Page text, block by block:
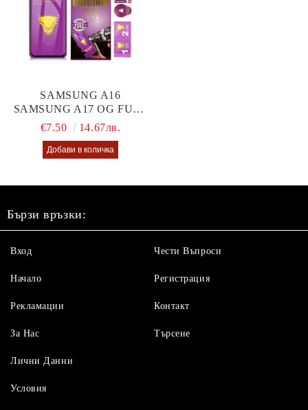
SAMSUNG A16
SAMSUNG A17 OG FULL
GLUE GLASS
€7.50 14.67лв.
Бързи връзки:
Вход
Начало
Рекламации
За Нас
Чести Въпроси
Регистрация
Контакт
Търсене
Лични Данни
Условия